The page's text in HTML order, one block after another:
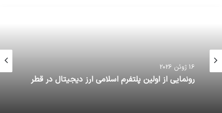
16 ژوئن 2026
رونمایی از اولین پلتفرم اسلامی ارز دیجیتال در قطر